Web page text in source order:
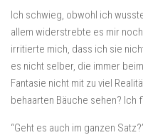
Ich schwieg, obwohl ich
allem widerstrebte es mir
irritierte mich, dass ich sie
es nicht selber, die immer
Fantasie nicht mit zu viel
behaarten Bäuche sehen? Ich
“Geht es auch im ganzen